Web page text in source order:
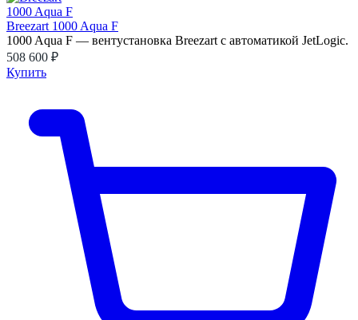
Breezart 1000 Aqua F
1000 Aqua F — вентустановка Breezart с автоматикой JetLogic.
508 600 ₽
Купить